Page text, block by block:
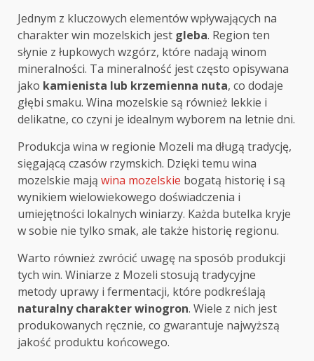
Jednym z kluczowych elementów wpływających na
charakter win mozelskich jest gleba. Region ten
słynie z łupkowych wzgórz, które nadają winom
mineralności. Ta mineralność jest często opisywana
jako kamienista lub krzemienna nuta, co dodaje
głębi smaku. Wina mozelskie są również lekkie i
delikatne, co czyni je idealnym wyborem na letnie dni.
Produkcja wina w regionie Mozeli ma długą tradycję,
sięgającą czasów rzymskich. Dzięki temu wina
mozelskie mają wina mozelskie bogatą historię i są
wynikiem wielowiekowego doświadczenia i
umiejętności lokalnych winiarzy. Każda butelka kryje
w sobie nie tylko smak, ale także historię regionu.
Warto również zwrócić uwagę na sposób produkcji
tych win. Winiarze z Mozeli stosują tradycyjne
metody uprawy i fermentacji, które podkreślają
naturalny charakter winogron. Wiele z nich jest
produkowanych ręcznie, co gwarantuje najwyższą
jakość produktu końcowego.